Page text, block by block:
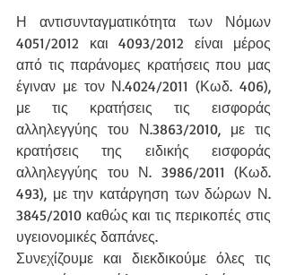
Η αντισυνταγματικότητα των Νόμων
4051/2012 και 4093/2012 είναι μέρος
από τις παράνομες κρατήσεις που μας
έγιναν με τον Ν.4024/2011 (Κωδ. 406),
με τις κρατήσεις τις εισφοράς
αλληλεγγύης του Ν.3863/2010, με τις
κρατήσεις της ειδικής εισφοράς
αλληλεγγύης του Ν. 3986/2011 (Κωδ.
493), με την κατάργηση των δώρων Ν.
3845/2010 καθώς και τις περικοπές στις
υγειονομικές δαπάνες.
Συνεχίζουμε και διεκδικούμε όλες τις